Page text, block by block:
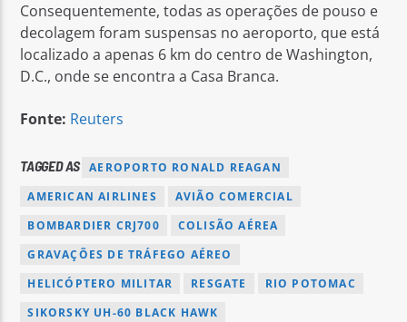
Consequentemente, todas as operações de pouso e
decolagem foram suspensas no aeroporto, que está
localizado a apenas 6 km do centro de Washington,
D.C., onde se encontra a Casa Branca.
Fonte: Reuters
TAGGED AS AEROPORTO RONALD REAGAN
AMERICAN AIRLINES
AVIÃO COMERCIAL
BOMBARDIER CRJ700
COLISÃO AÉREA
GRAVAÇÕES DE TRÁFEGO AÉREO
HELICÓPTERO MILITAR
RESGATE
RIO POTOMAC
SIKORSKY UH-60 BLACK HAWK